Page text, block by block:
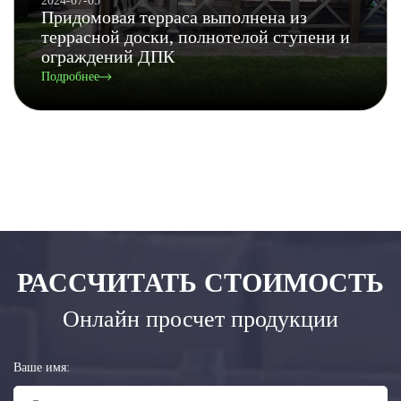
Придомовая терраса выполнена из
террасной доски, полнотелой ступени и
ограждений ДПК
Подробнее
РАССЧИТАТЬ СТОИМОСТЬ
Онлайн просчет продукции
Ваше имя: